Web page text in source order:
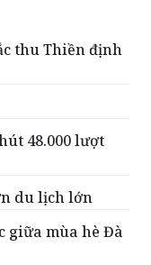
thu Thiền định
48.000 lượt
du lịch lớn
giữa mùa hè Đà